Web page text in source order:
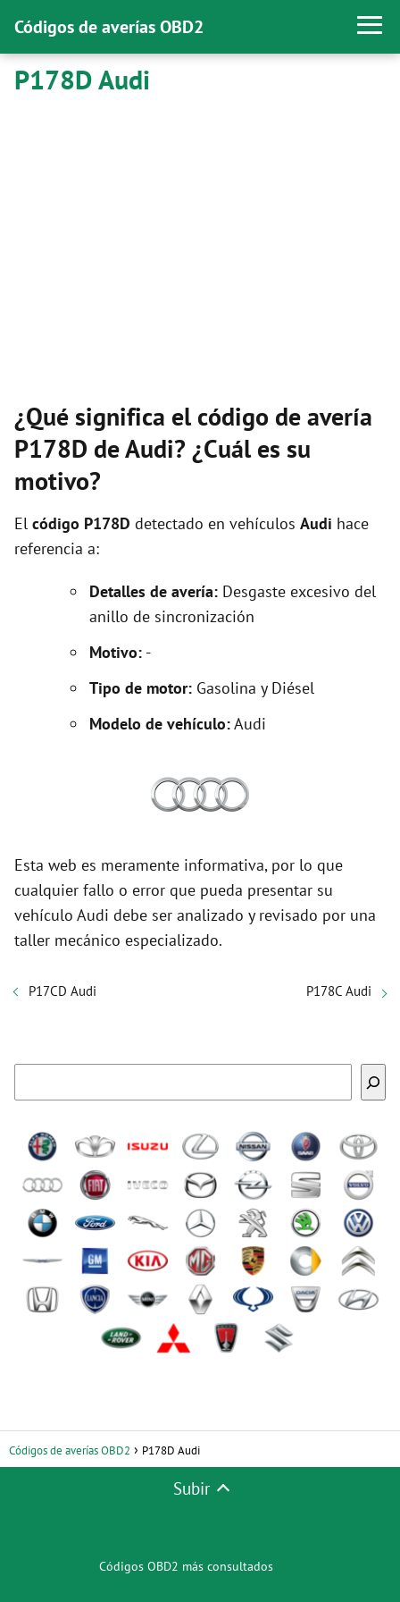
Códigos de averías OBD2
P178D Audi
¿Qué significa el código de avería
P178D de Audi? ¿Cuál es su
motivo?
El código P178D detectado en vehículos Audi hace
referencia a:
Detalles de avería: Desgaste excesivo del
anillo de sincronización
Motivo: -
Tipo de motor: Gasolina y Diésel
Modelo de vehículo:Audi
Esta web es meramente informativa, por lo que
cualquier fallo o error que pueda presentar su
vehículo Audi debe ser analizado y revisado por una
taller mecánico especializado.
P17CD Audi P178C Audi
Códigos de averías OBD2 P178D Audi
Subir
Códigos OBD2 más consultados